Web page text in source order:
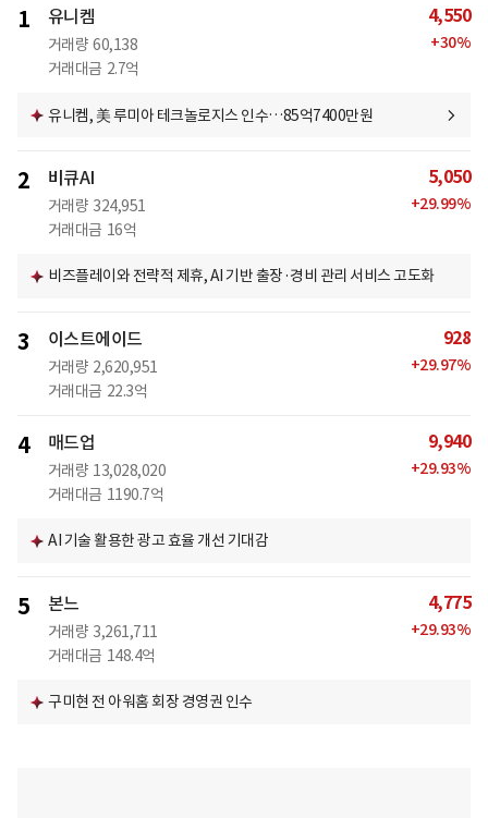
1 유니켐
거래량 60,138
거래대금 2.7억
4,550
+30%
유니켐, 美 루미아 테크놀로지스 인수…85억7400만원
2 비큐AI
거래량 324,951
거래대금 16억
5,050
+29.99%
비즈플레이와 전략적 제휴, AI 기반 출장·경비 관리 서비스 고도화
3 이스트에이드
거래량 2,620,951
거래대금 22.3억
928
+29.97%
4 매드업
거래량 13,028,020
거래대금 1190.7억
9,940
+29.93%
AI 기술 활용한 광고 효율 개선 기대감
5 본느
거래량 3,261,711
거래대금 148.4억
4,775
+29.93%
구미현 전 아워홈 회장 경영권 인수